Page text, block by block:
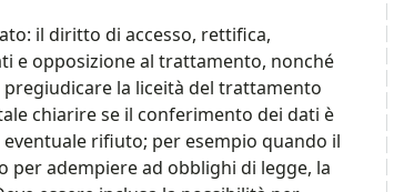
il diritto di accesso, rettifica,
e opposizione al trattamento, nonché
la liceità del trattamento
chiarire se il conferimento dei dati è
rifiuto; per esempio quando il
per adempiere ad obblighi di legge, la